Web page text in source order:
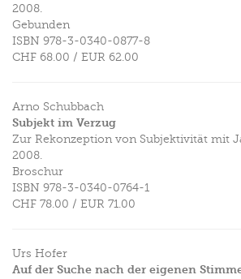
2008.
Gebunden
ISBN 978-3-0340-0877-8
CHF 68.00 / EUR 62.00
Arno Schubbach
Subjekt im Verzug
Zur Rekonzeption von Subjektivität mit
2008.
Broschur
ISBN 978-3-0340-0764-1
CHF 78.00 / EUR 71.00
Urs Hofer
Auf der Suche nach der eigenen